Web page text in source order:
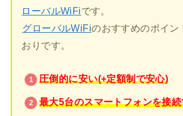
ローバルWiFiです。
グローバルWiFiのおすすめのポイン
おりです。
圧倒的に安い(+定額制で安心)
最大5台のスマートフォンを接